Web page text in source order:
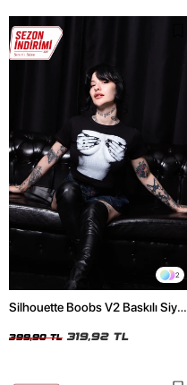
2
Silhouette Boobs V2 Baskılı Siyah
399,90 TL 319,92 TL